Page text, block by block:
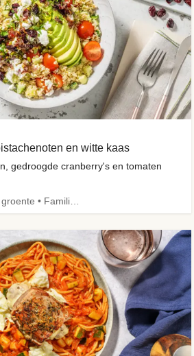
en witte kaas
gedroogde cranberry's en tomaten